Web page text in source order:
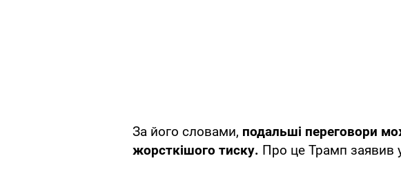
За його словами, подальші переговори
жорсткішого тиску. Про це Трамп заявив